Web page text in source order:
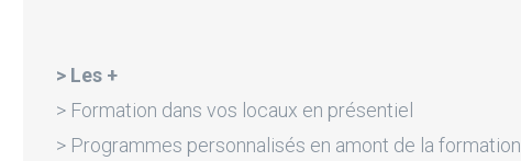
> Les +
> Formation dans vos locaux en présentiel
> Programmes personnalisés en amont de la formation